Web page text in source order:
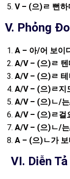
V – (으)ㄹ 뻔하
V. Phỏng
A – 아/어 보이
A/V – (으)ㄹ
A/V – (으)ㄹ
A/V – (으)ㄹ지
A/V – (으)ㄴ/는
A/V – (으)ㄹ걸
A/V – (으)ㄴ/는
A – (으)ㄴ가
VI. Diễn